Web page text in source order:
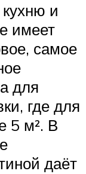
и
имеет
самое
для
где для
5 м². В
даёт